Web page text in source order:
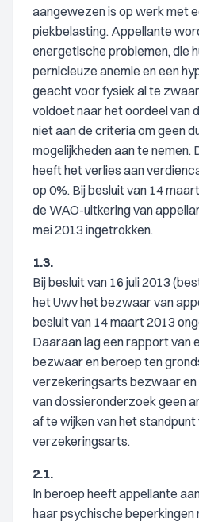
aangewezen is op werk met
piekbelasting. Appellante
energetische problemen, die
pernicieuze anemie en een
geacht voor fysiek al te
voldoet naar het oordeel van
niet aan de criteria om geen
mogelijkheden aan te nemen.
heeft het verlies aan
op 0%. Bij besluit van 14
de WAO-uitkering van
mei 2013 ingetrokken.
1.3.
Bij besluit van 16 juli 2013
het Uwv het bezwaar van
besluit van 14 maart 2013
Daaraan lag een rapport van
bezwaar en beroep ten
verzekeringsarts bezwaar
van dossieronderzoek geen
af te wijken van het standpunt
verzekeringsarts.
2.1.
In beroep heeft appellante
haar psychische beperkingen